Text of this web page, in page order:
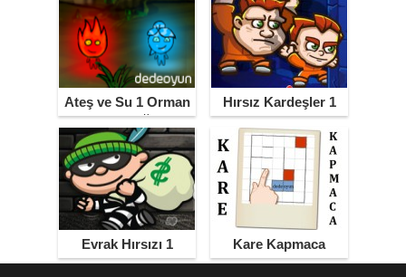
Ateş ve Su 1 Orman
Tapınağı
Hırsız Kardeşler 1
Evrak Hırsızı 1 Kare Kapmaca